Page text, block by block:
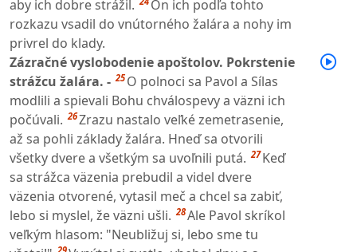
aby ich dobre strážil.
On ich podľa tohto
rozkazu vsadil do vnútorného žalára a nohy im
privrel do klady.
Zázračné vyslobodenie apoštolov. Pokrstenie
strážcu žalára. - 25 O polnoci sa Pavol a Sílas
modlili a spievali Bohu chválospevy a väzni ich
počúvali. 26Zrazu nastalo veľké zemetrasenie,
až sa pohli základy žalára. Hneď sa otvorili
všetky dvere a všetkým sa uvoľnili putá. 27 Keď
sa strážca väzenia prebudil a videl dvere
väzenia otvorené, vytasil meč a chcel sa zabiť,
lebo si myslel, že väzni ušli. 28Ale Pavol skríkol
veľkým hlasom: "Neubližuj si, lebo sme tu